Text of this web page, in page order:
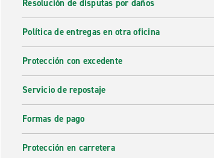
Resolución de disputas por daños
Política de entregas en otra oficina
Protección con excedente
Servicio de repostaje
Formas de pago
Protección en carretera